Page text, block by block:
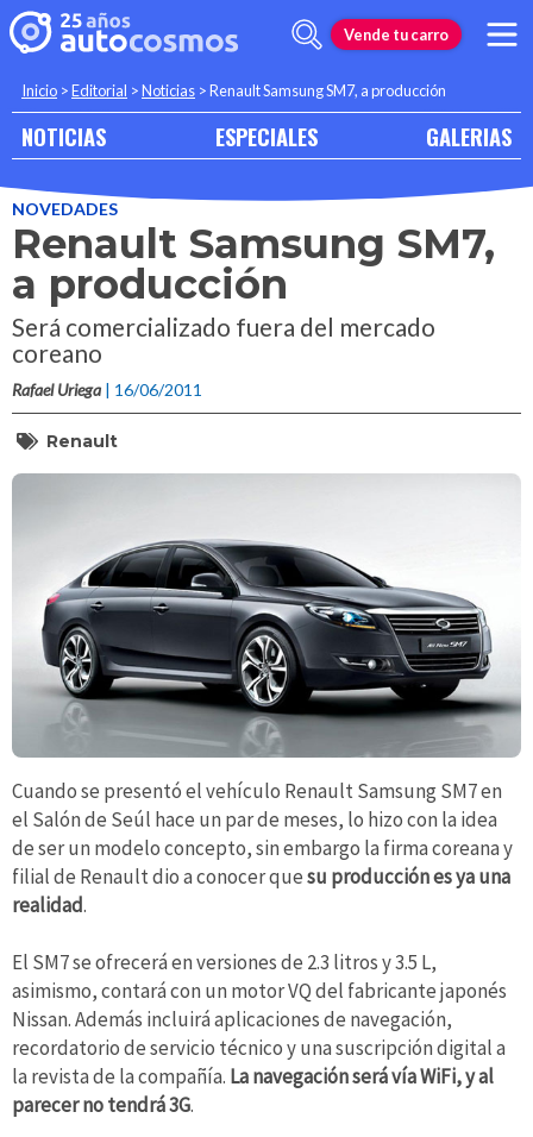
Vende tu carro
Inicio >Editorial >Noticias >Renault Samsung SM7, a producción
NOTICIAS ESPECIALES GALERIAS
NOVEDADES
Renault Samsung SM7,
a producción
Será comercializado fuera del mercado
coreano
Rafael Uriega | 16/06/2011
Renault
Cuando se presentó el vehículo Renault Samsung SM7 en
el Salón de Seúl hace un par de meses, lo hizo con la idea
de ser un modelo concepto, sin embargo la firma coreana y
filial de Renault dio a conocer quesu producción es ya una
realidad.
El SM7 se ofrecerá en versiones de 2.3 litros y 3.5 L,
asimismo, contará con un motor VQ del fabricante japonés
Nissan. Además incluirá aplicaciones de navegación,
recordatorio de servicio técnico y una suscripción digital a
la revista de la compañía. La navegación será vía WiFi, y al
parecer no tendrá 3G.